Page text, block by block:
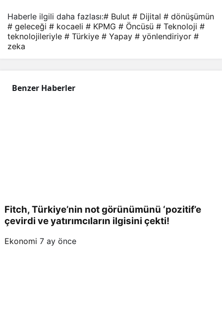
Haberle ilgili daha fazlası:# Bulut # Dijital # dönüşümün
# geleceği # kocaeli # KPMG # Öncüsü # Teknoloji #
teknolojileriyle # Türkiye # Yapay # yönlendiriyor #
zeka
Benzer Haberler
Fitch, Türkiye’nin not görünümünü ‘pozitif’e
çevirdi ve yatırımcıların ilgisini çekti!
Ekonomi 7 ay önce